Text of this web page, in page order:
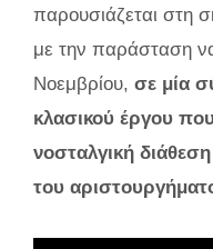
παρουσιάζεται στη
με την παράσταση να
Νοεμβρίου, σε μία
κλασικού έργου
νοσταλγική διάθεση
του